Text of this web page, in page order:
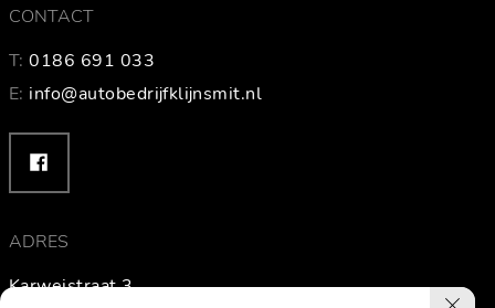
CONTACT
T: 0186 691 033
E: info@autobedrijfklijnsmit.nl
ADRES
Karweistraat 3